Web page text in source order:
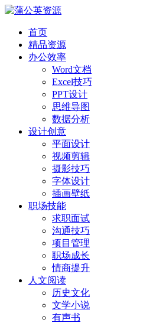
首页
精品资源
办公效率
Word文档
Excel技巧
PPT设计
思维导图
数据分析
设计创意
平面设计
视频剪辑
摄影技巧
字体设计
插画壁纸
职场技能
求职面试
沟通技巧
项目管理
职场成长
情商提升
人文阅读
历史文化
文学小说
有声书